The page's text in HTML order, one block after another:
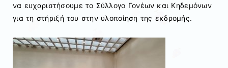
να ευχαριστήσουμε το Σύλλογο Γονέων και Κηδεμόνων
για τη στήριξή του στην υλοποίηση της εκδρομής.